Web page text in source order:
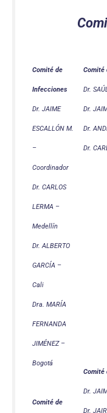
Comité de
Infecciones
Dr. JAIME
ESCALLÓN M.
–
Coordinador
Dr. CARLOS
LERMA –
Medellín
Dr. ALBERTO
GARCÍA –
Cali
Dra. MARÍA
FERNANDA
JIMÉNEZ –
Bogotá
Comité de
Comité
Dr.
Dr.
Dr.
Dr.
Comité
Dr.
Dr.